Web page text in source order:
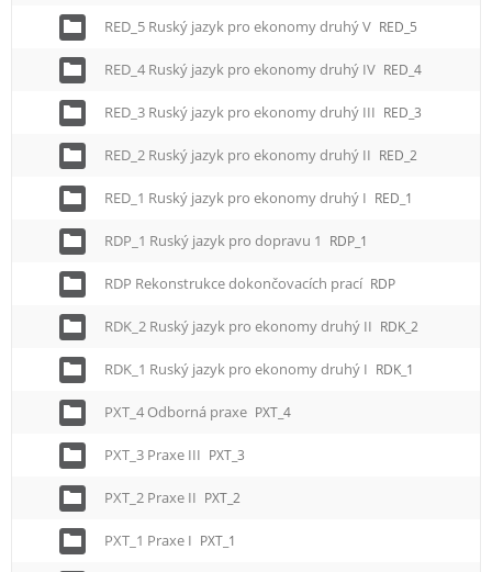
RED_5 Ruský jazyk pro ekonomy druhý V RED_5
RED_4 Ruský jazyk pro ekonomy druhý IV RED_4
RED_3 Ruský jazyk pro ekonomy druhý III RED_3
RED_2 Ruský jazyk pro ekonomy druhý II RED_2
RED_1 Ruský jazyk pro ekonomy druhý I RED_1
RDP_1 Ruský jazyk pro dopravu 1 RDP_1
RDP Rekonstrukce dokončovacích prací RDP
RDK_2 Ruský jazyk pro ekonomy druhý II RDK_2
RDK_1 Ruský jazyk pro ekonomy druhý I RDK_1
PXT_4 Odborná praxe PXT_4
PXT_3 Praxe III PXT_3
PXT_2 Praxe II PXT_2
PXT_1 Praxe I PXT_1